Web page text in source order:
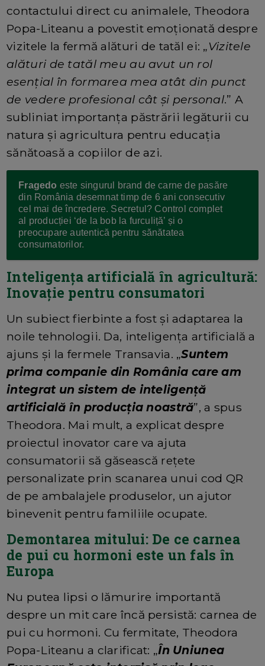
contactului direct cu animalele, Theodora
Popa-Liteanu a povestit emoționată despre
vizitele la fermă alături de tatăl ei: „Vizitele
alături de tatăl meu au avut un rol
esențial în formarea mea atât din punct
de vedere profesional cât și personal.” A
subliniat importanța păstrării legăturii cu
natura și agricultura pentru educația
sănătoasă a copiilor de azi.
Fragedo este singurul brand de carne de pasăre
din România desemnat timp de 6 ani consecutiv
cel mai de încredere. Secretul? Control complet
al producției ‘de la bob la furculiță’ și o
preocupare autentică pentru sănătatea
consumatorilor.
Inteligența artificială în agricultură:
Inovație pentru consumatori
Un subiect fierbinte a fost și adaptarea la
noile tehnologii. Da, inteligența artificială a
ajuns și la fermele Transavia. „Suntem
prima companie din România care am
integrat un sistem de inteligență
artificială în producția noastră”, a spus
Theodora. Mai mult, a explicat despre
proiectul inovator care va ajuta
consumatorii să găsească rețete
personalizate prin scanarea unui cod QR
de pe ambalajele produselor, un ajutor
binevenit pentru familiile ocupate.
Demontarea mitului: De ce carnea
de pui cu hormoni este un fals în
Europa
Nu putea lipsi o lămurire importantă
despre un mit care încă persistă: carnea de
pui cu hormoni. Cu fermitate, Theodora
Popa-Liteanu a clarificat: „În Uniunea